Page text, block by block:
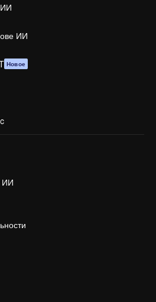
ИИ
Новое
ИИ